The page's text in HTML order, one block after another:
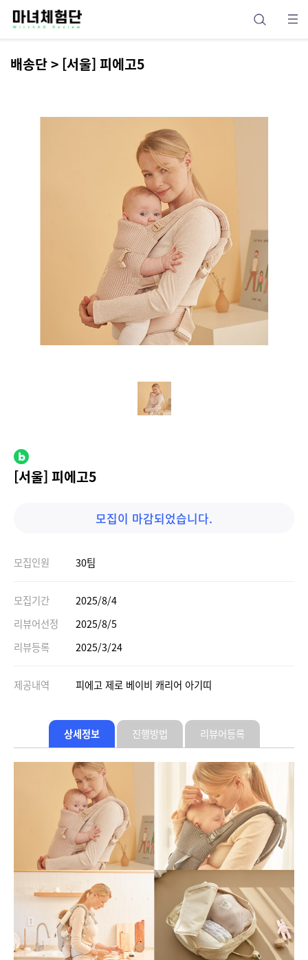
배송단 > [서울] 피에고5
[서울] 피에고5
모집이 마감되었습니다.
모집인원 30팀
모집기간
2025/8/4
리뷰어선정
2025/8/5
리뷰등록
2025/3/24
제공내역 피에고 제로 베이비 캐리어 아기띠
상세정보 진행방법 리뷰어등록